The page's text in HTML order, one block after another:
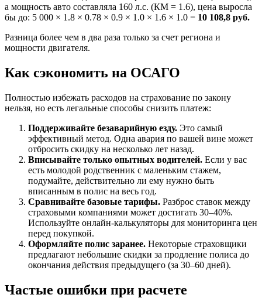
а мощность авто составляла 160 л.с. (КМ = 1.6), цена выросла
бы до: 5 000 × 1.8 × 0.78 × 0.9 × 1.0 × 1.6 × 1.0 = 10 108,8 руб.
Разница более чем в два раза только за счет региона и
мощности двигателя.
Как сэкономить на ОСАГО
Полностью избежать расходов на страхование по закону
нельзя, но есть легальные способы снизить платеж:
Поддерживайте безаварийную езду. Это самый
эффективный метод. Одна авария по вашей вине может
отбросить скидку на несколько лет назад.
Вписывайте только опытных водителей. Если у вас
есть молодой родственник с маленьким стажем,
подумайте, действительно ли ему нужно быть
вписанным в полис на весь год.
Сравнивайте базовые тарифы. Разброс ставок между
страховыми компаниями может достигать 30–40%.
Используйте онлайн-калькуляторы для мониторинга цен
перед покупкой.
Оформляйте полис заранее. Некоторые страховщики
предлагают небольшие скидки за продление полиса до
окончания действия предыдущего (за 30–60 дней).
Частые ошибки при расчете